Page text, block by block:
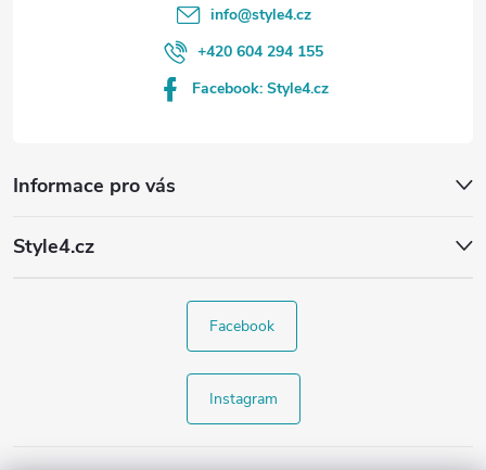
Informace pro vás
Style4.cz
info@style4.cz
+420 604 294 155
Facebook: Style4.cz
Facebook
Instagram